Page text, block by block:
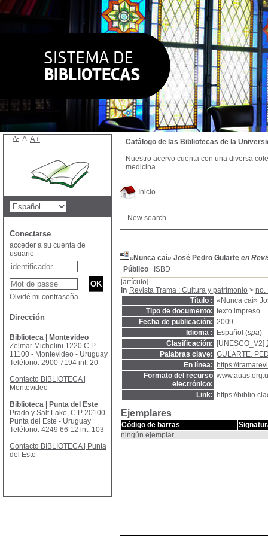
Inicio
New search
«Nunca caí» José Pedro Gularte en
Público
ISBD
[artículo]
in Revista Trama : Cultura y patrimonio > no.
Título : «Nunca caí»
Tipo de documento: texto impreso
Fecha de publicación: 2009
Idioma :
Español (spa)
Clasificación:
[UNESCO_V2]
Palabras clave: GULARTE,
En línea:
https://
Formato del recurso
electrónico:
Link: https://
Ejemplares
Código de barras
ningún ejemplar
Catálogo de las Bibliotecas de la
Nuestro acervo cuenta con una diversa
medicina.
A- A A+
Conectarse
acceder a su cuenta de
usuario
Olvidé mi contraseña
Dirección
Biblioteca | Montevideo
Zelmar Michelini 1220 C.P
11100 - Montevideo - Uruguay
Teléfono: 2900 7194 int. 20
Contacto BIBLIOTECA |
Montevideo
Biblioteca | Punta del Este
Prado y Salt Lake, C.P 20100
Punta del Este - Uruguay
Teléfono: 4249 66 12 int. 103
Contacto BIBLIOTECA | Punta
del Este